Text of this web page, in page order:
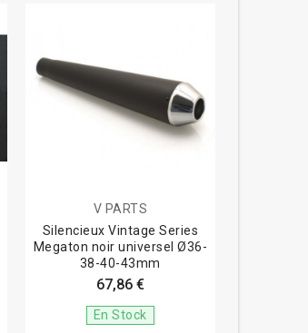
V PARTS
Silencieux Vintage Series
Megaton noir universel Ø36-
38-40-43mm
67,86 €
En Stock